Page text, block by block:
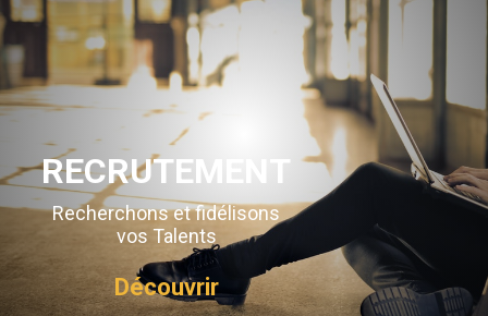
RECRUTEMENT
Recherchons et fidélisons
vos Talents
Découvrir